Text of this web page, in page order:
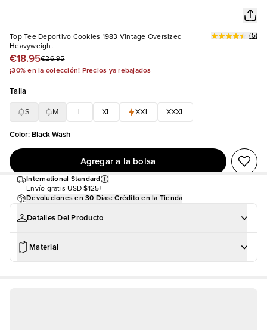
Top Tee Deportivo Cookies 1983 Vintage Oversized
Heavyweight
€18.95€26.95
(5)
¡30% en la colección! Precios ya rebajados
Talla
S M XL XXL XXXL
Color: Black Wash
Agregar a la bolsa
International Standard
Envío gratis USD $125+
Devoluciones en 30 Días: Crédito en la Tienda
Detalles Del Producto
Material